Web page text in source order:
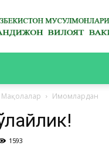
ВИЛОЯТ
Мақолалар Имомлардан
1593